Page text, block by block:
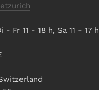
- Fr 11 - 18 h, Sa 11 - 17 h